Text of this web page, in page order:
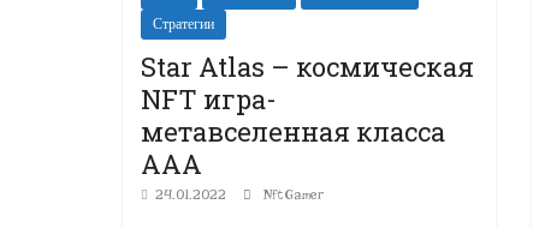
Стратегии
Star Atlas – космическая
NFT игра-
метавселенная класса
ААА
24.01.2022 NftGamer